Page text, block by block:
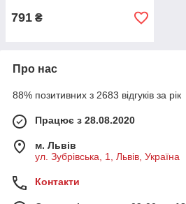
791 ₴
Про нас
88% позитивних з 2683 відгуків за рік
Працює з 28.08.2020
м. Львів
ул. Зубрівська, 1, Львів, Україна
Контакти